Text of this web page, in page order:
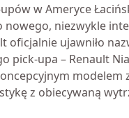
w Ameryce
nowego, niezwykle
oficjalnie ujawniło
pick-upa – Renault
modelem
z obiecywaną